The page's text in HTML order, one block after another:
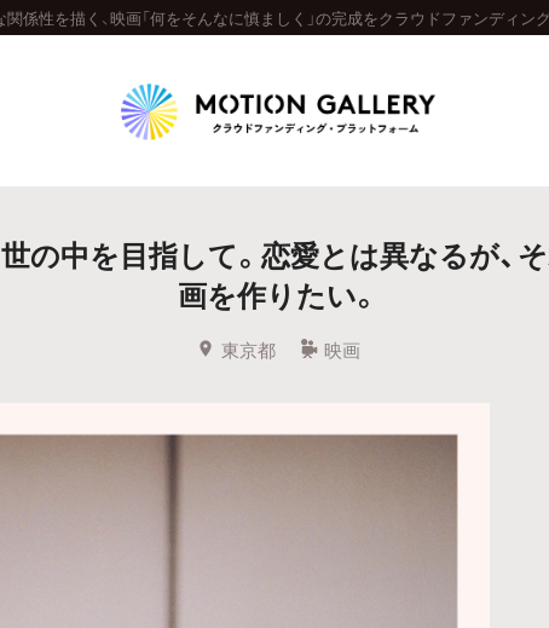
性を描く、映画「何をそんなに慎ましく」の完成をクラウドファンディング
気のプロジェクト 新着プロジェクト 終了間近のプロジ
Feature
の中を目指して。恋愛とは異なるが、
画を作りたい。
東京都 映画